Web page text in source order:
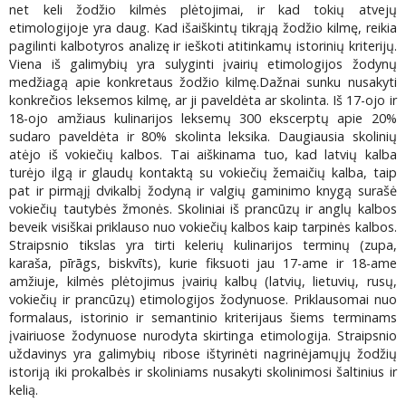
net keli žodžio kilmės plėtojimai, ir kad tokių atvejų
etimologijoje yra daug. Kad išaiškintų tikrąją žodžio kilmę, reikia
pagilinti kalbotyros analizę ir ieškoti atitinkamų istorinių kriterijų.
Viena iš galimybių yra sulyginti įvairių etimologijos žodynų
medžiagą apie konkretaus žodžio kilmę.Dažnai sunku nusakyti
konkrečios leksemos kilmę, ar ji paveldėta ar skolinta. Iš 17-ojo ir
18-ojo amžiaus kulinarijos leksemų 300 ekscerptų apie 20%
sudaro paveldėta ir 80% skolinta leksika. Daugiausia skolinių
atėjo iš vokiečių kalbos. Tai aiškinama tuo, kad latvių kalba
turėjo ilgą ir glaudų kontaktą su vokiečių žemaičių kalba, taip
pat ir pirmąjį dvikalbį žodyną ir valgių gaminimo knygą surašė
vokiečių tautybės žmonės. Skoliniai iš prancūzų ir anglų kalbos
beveik visiškai priklauso nuo vokiečių kalbos kaip tarpinės kalbos.
Straipsnio tikslas yra tirti kelerių kulinarijos terminų (zupa,
karaša, pīrāgs, biskvīts), kurie fiksuoti jau 17-ame ir 18-ame
amžiuje, kilmės plėtojimus įvairių kalbų (latvių, lietuvių, rusų,
vokiečių ir prancūzų) etimologijos žodynuose. Priklausomai nuo
formalaus, istorinio ir semantinio kriterijaus šiems terminams
įvairiuose žodynuose nurodyta skirtinga etimologija. Straipsnio
uždavinys yra galimybių ribose ištyrinėti nagrinėjamųjų žodžių
istoriją iki prokalbės ir skoliniams nusakyti skolinimosi šaltinius ir
kelią.